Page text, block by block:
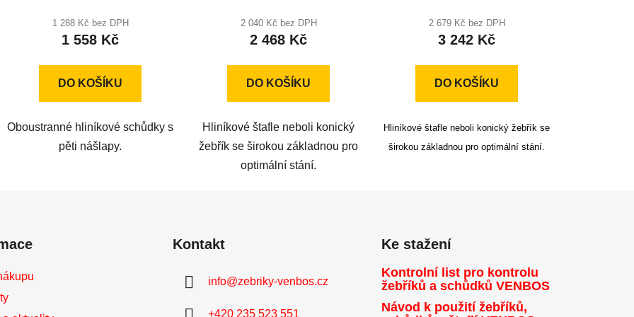
produktu
je
z
1 288 Kč bez DPH
1 558 Kč
DO KOŠÍKU
Oboustranné hliníkové schůdky s
pěti nášlapy.
2 040 Kč bez DPH
2 468 Kč
DO KOŠÍKU
Hliníkové štafle neboli konický
žebřík se širokou základnou pro
optimální stání.
produktu
je
z
2 679 Kč bez DPH
3 242 Kč
DO KOŠÍKU
Hliníkové štafle neboli konický žebřík se
širokou základnou pro optimální stání.
Kontakt
info@zebriky-venbos.cz
+420 235 523 551
Ke stažení
Kontrolní list pro kontrolu
žebříků a schůdků VENBOS
Návod k použití žebříků,